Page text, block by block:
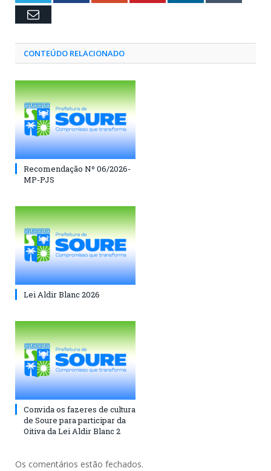
Email
CONTEÚDO RELACIONADO
Recomendação Nº 06/2026-
MP-PJS
Lei Aldir Blanc 2026
Convida os fazeres de cultura
de Soure para participar da
Oitiva da Lei Aldir Blanc 2
Os comentários estão fechados.